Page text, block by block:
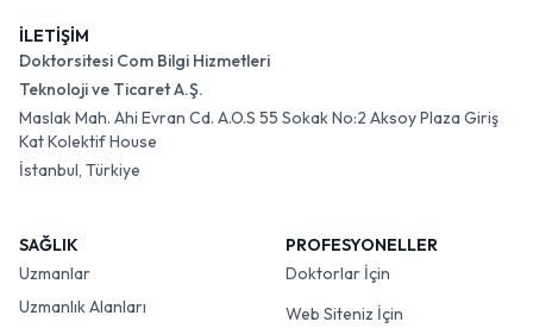
İLETİŞİM
Doktorsitesi Com Bilgi Hizmetleri
Teknoloji ve Ticaret A.Ş.
Maslak Mah. Ahi Evran Cd. A.O.S 55 Sokak No:2 Aksoy Plaza Giriş
Kat Kolektif House
İstanbul, Türkiye
SAĞLIK
Uzmanlar
Uzmanlık Alanları
PROFESYONELLER
Doktorlar İçin
Web Siteniz İçin